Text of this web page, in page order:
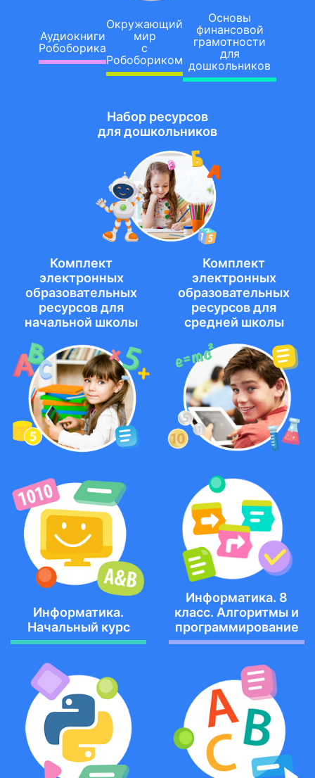
Аудиокниги
Робоборика
Окружающий
мир
с
Робобориком
Основы
финансовой
грамотности
для
дошкольников
Набор ресурсов
для дошкольников
Комплект
электронных
образовательных
ресурсов для
начальной школы
Комплект
электронных
образовательных
ресурсов для
средней школы
Информатика.
Начальный курс
Информатика. 8
класс. Алгоритмы и
программирование